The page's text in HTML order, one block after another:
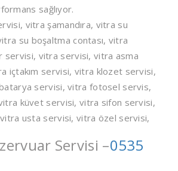
sağlıyor.
vitra şamandıra, vitra su
su boşaltma contası, vitra
servisi, vitra servisi, vitra asma
içtakım servisi, vitra klozet servisi,
servisi, vitra fotosel servis,
küvet servisi, vitra sifon servisi,
usta servisi, vitra özel servisi,
Servisi –0535